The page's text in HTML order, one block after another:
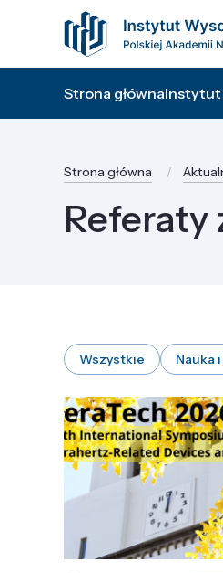
Strona głównaInstytut
Strona główna
Referaty
Wszystkie Nauka